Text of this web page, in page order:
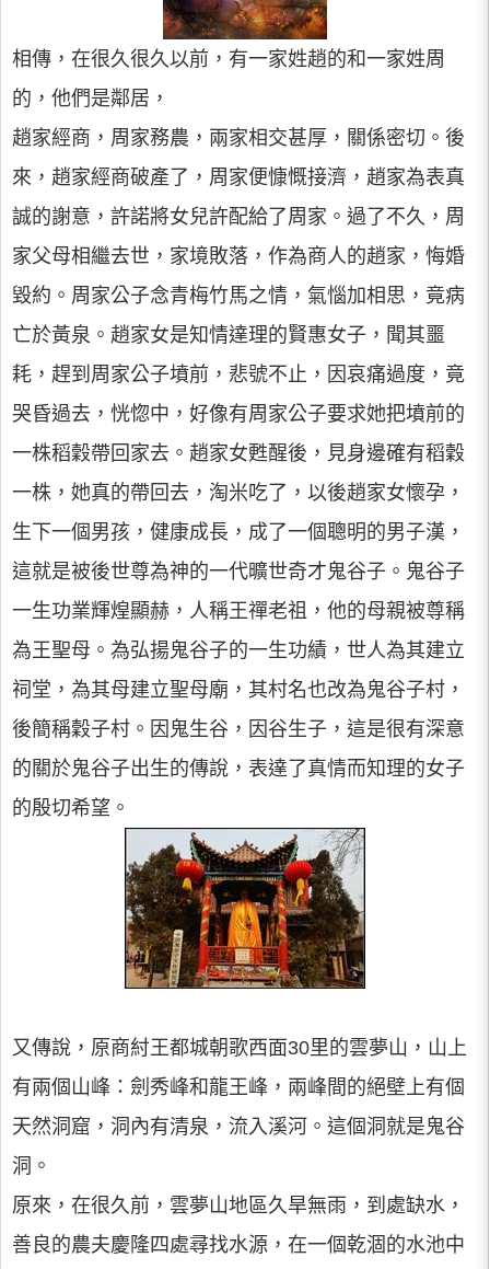
相傳，在很久很久以前，有一家姓趙的和一家姓周
的，他們是鄰居，
趙家經商，周家務農，兩家相交甚厚，關係密切。後
來，趙家經商破產了，周家便慷慨接濟，趙家為表真
誠的謝意，許諾將女兒許配給了周家。過了不久，周
家父母相繼去世，家境敗落，作為商人的趙家，悔婚
毀約。周家公子念青梅竹馬之情，氣惱加相思，竟病
亡於黃泉。趙家女是知情達理的賢惠女子，聞其噩
耗，趕到周家公子墳前，悲號不止，因哀痛過度，竟
哭昏過去，恍惚中，好像有周家公子要求她把墳前的
一株稻穀帶回家去。趙家女甦醒後，見身邊確有稻穀
一株，她真的帶回去，淘米吃了，以後趙家女懷孕，
生下一個男孩，健康成長，成了一個聰明的男子漢，
這就是被後世尊為神的一代曠世奇才鬼谷子。鬼谷子
一生功業輝煌顯赫，人稱王禪老祖，他的母親被尊稱
為王聖母。為弘揚鬼谷子的一生功績，世人為其建立
祠堂，為其母建立聖母廟，其村名也改為鬼谷子村，
後簡稱穀子村。因鬼生谷，因谷生子，這是很有深意
的關於鬼谷子出生的傳說，表達了真情而知理的女子
的殷切希望。
又傳說，原商紂王都城朝歌西面30里的雲夢山，山上
有兩個山峰：劍秀峰和龍王峰，兩峰間的絕壁上有個
天然洞窟，洞內有清泉，流入溪河。這個洞就是鬼谷
洞。
原來，在很久前，雲夢山地區久旱無雨，到處缺水，
善良的農夫慶隆四處尋找水源，在一個乾涸的水池中